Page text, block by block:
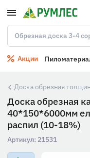
Акции
Доска обрезная
Доска обрезная
40*150*6000мм
распил (10-18%)
Артикул: 21531